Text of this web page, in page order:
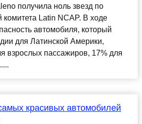
получила ноль звезд по
комитета Latin NCAP. В ходе
автомобиля, который
для Латинской Америки,
взрослых пассажиров, 17% для
красивых автомобилей